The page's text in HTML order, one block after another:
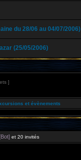
du 28/06 au 04/07/2006)
(25/05/2006)
]
et évènements
et 20 invités